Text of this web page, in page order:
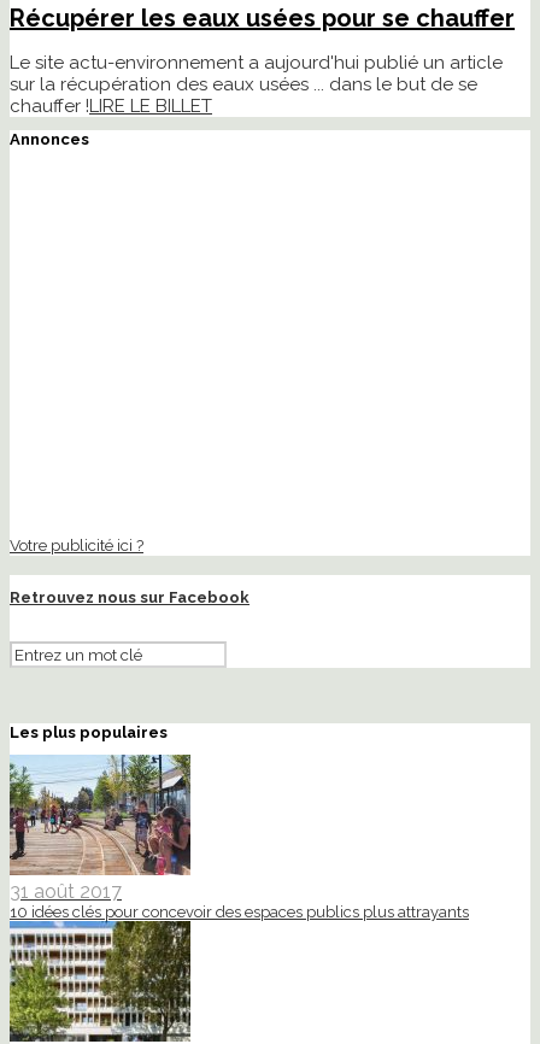
Récupérer les eaux usées pour se chauffer
Le site actu-environnement a aujourd'hui publié un article
sur la récupération des eaux usées ... dans le but de se
chauffer !LIRE LE BILLET
Annonces
Votre publicité ici ?
Retrouvez nous sur Facebook
Les plus populaires
31 août 2017
10 idées clés pour concevoir des espaces publics plus attrayants